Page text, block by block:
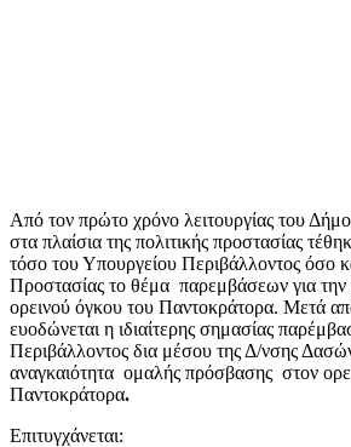
Από τον πρώτο χρόνο λειτουργίας του
στα πλαίσια της πολιτικής προστασίας
τόσο του Υπουργείου Περιβάλλοντος όσο
Προστασίας το θέμα παρεμβάσεων για την
ορεινού όγκου του Παντοκράτορα. Μετά
ευοδώνεται η ιδιαίτερης σημασίας
Περιβάλλοντος δια μέσου της Δ/νσης
αναγκαιότητα ομαλής πρόσβασης στον
Παντοκράτορα.
Επιτυγχάνεται: